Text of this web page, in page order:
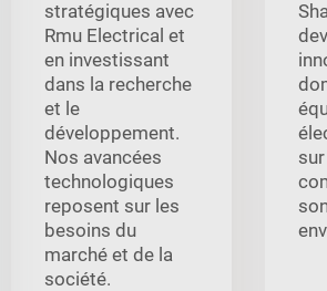
stratégiques avec
Rmu Electrical et
en investissant
dans la recherche
et le
développement.
Nos avancées
technologiques
reposent sur les
besoins du
marché et de la
société.